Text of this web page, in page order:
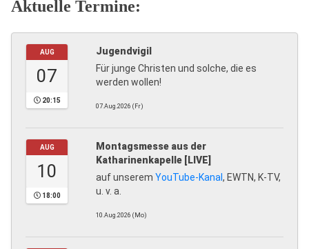
Aktuelle Termine:
AUG
07
20:15
Jugendvigil
Für junge Christen und solche, die es
werden wollen!
07.Aug.2026 (Fr)
AUG
10
18:00
Montagsmesse aus der
Katharinenkapelle [LIVE]
auf unserem YouTube-Kanal, EWTN, K-TV,
u. v. a.
10.Aug.2026 (Mo)